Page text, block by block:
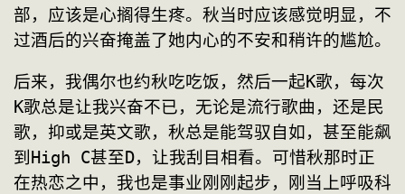
部，应该是心搁得生疼。秋当时应该感觉明显，不
过酒后的兴奋掩盖了她内心的不安和稍许的尴尬。
后来，我偶尔也约秋吃吃饭，然后一起K歌，每次
K歌总是让我兴奋不已，无论是流行歌曲，还是民
歌，抑或是英文歌，秋总是能驾驭自如，甚至能飙
到High C甚至D，让我刮目相看。可惜秋那时正
在热恋之中，我也是事业刚刚起步，刚当上呼吸科